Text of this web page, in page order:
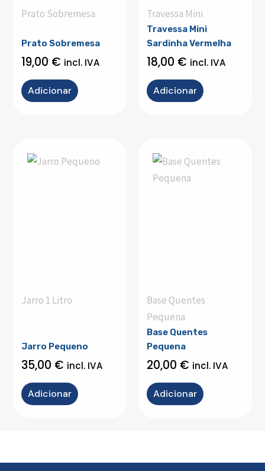
Prato Sobremesa
Prato Sobremesa
19,00 € incl. IVA
Adicionar
Travessa Mini
Travessa Mini
Sardinha Vermelha
18,00 € incl. IVA
Adicionar
Jarro 1 Litro
Jarro Pequeno
35,00 € incl. IVA
Adicionar
Base Quentes
Pequena
Base Quentes
Pequena
20,00 € incl. IVA
Adicionar